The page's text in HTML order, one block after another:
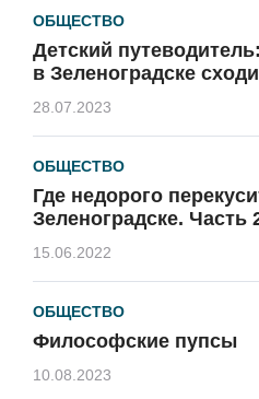
ОБЩЕСТВО
Детский
в Зеленоградске
28.07.2023
ОБЩЕСТВО
Где недорого
Зеленоградске. Часть
15.06.2022
ОБЩЕСТВО
Философские пупсы
10.08.2023